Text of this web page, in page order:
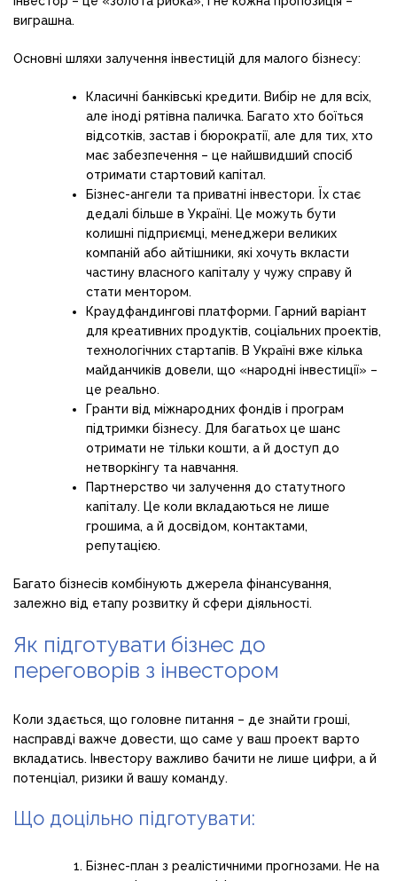
виграшна.
Основні шляхи залучення інвестицій для малого бізнесу:
Класичні банківські кредити. Вибір не для всіх,
але іноді рятівна паличка. Багато хто боїться
відсотків, застав і бюрократії, але для тих, хто
має забезпечення – це найшвидший спосіб
отримати стартовий капітал.
Бізнес-ангели та приватні інвестори. Їх стає
дедалі більше в Україні. Це можуть бути
колишні підприємці, менеджери великих
компаній або айтішники, які хочуть вкласти
частину власного капіталу у чужу справу й
стати ментором.
Краудфандингові платформи. Гарний варіант
для креативних продуктів, соціальних проектів,
технологічних стартапів. В Україні вже кілька
майданчиків довели, що «народні інвестиції» –
це реально.
Гранти від міжнародних фондів і програм
підтримки бізнесу. Для багатьох це шанс
отримати не тільки кошти, а й доступ до
нетворкінгу та навчання.
Партнерство чи залучення до статутного
капіталу. Це коли вкладаються не лише
грошима, а й досвідом, контактами,
репутацією.
Багато бізнесів комбінують джерела фінансування,
залежно від етапу розвитку й сфери діяльності.
Як підготувати бізнес до
переговорів з інвестором
Коли здається, що головне питання – де знайти гроші,
насправді важче довести, що саме у ваш проект варто
вкладатись. Інвестору важливо бачити не лише цифри, а й
потенціал, ризики й вашу команду.
Що доцільно підготувати:
Бізнес-план з реалістичними прогнозами. Не на